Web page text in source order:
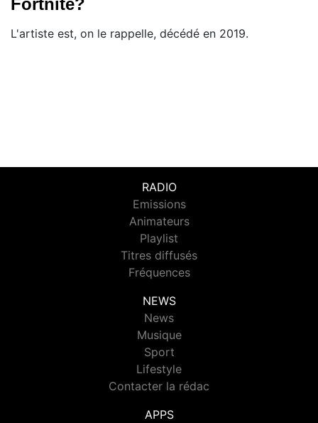
Fortnite?
L'artiste est, on le rappelle, décédé en 2019.
RADIO
Emissions
Animateurs
Playlist
Titres diffusés
Fréquences
NEWS
News
Musique
Sport
Lifestyle
Contacter la rédac
APPS